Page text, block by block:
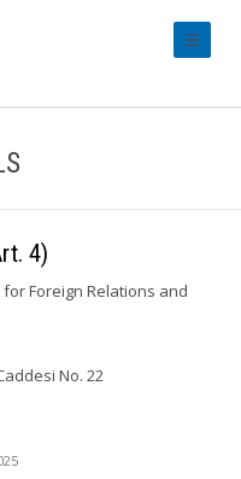
4)
Foreign Relations and
No. 22